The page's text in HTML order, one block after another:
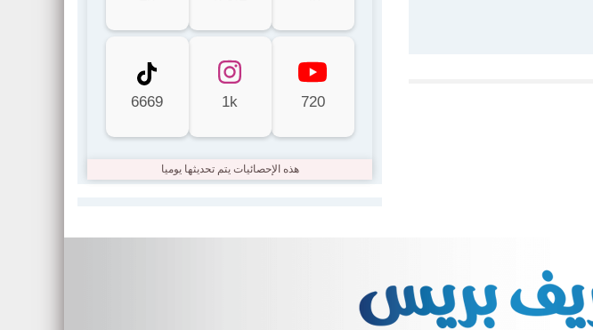
720
1k
6669
هذه الإحصائيات يتم تحديثها يوميا